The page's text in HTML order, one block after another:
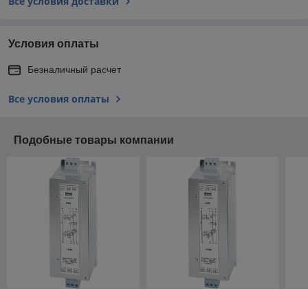
Условия оплаты
Безналичный расчет
Все условия оплаты
Подобные товары компании